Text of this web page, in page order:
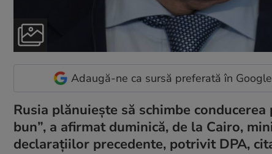
Adaugă-ne ca sursă preferată în Google
Rusia plănuiește să schimbe
bun”, a afirmat duminică, de la Cairo,
declaraţiilor precedente, potrivit DPA,